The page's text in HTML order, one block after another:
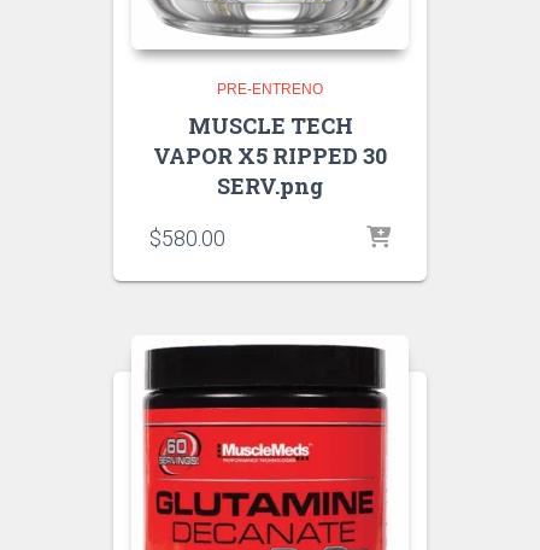
PRE-ENTRENO
MUSCLE TECH
VAPOR X5 RIPPED 30
SERV.png
$580.00